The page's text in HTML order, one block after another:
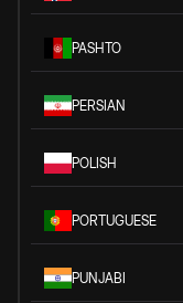
PASHTO
PERSIAN
POLISH
PORTUGUESE
PUNJABI